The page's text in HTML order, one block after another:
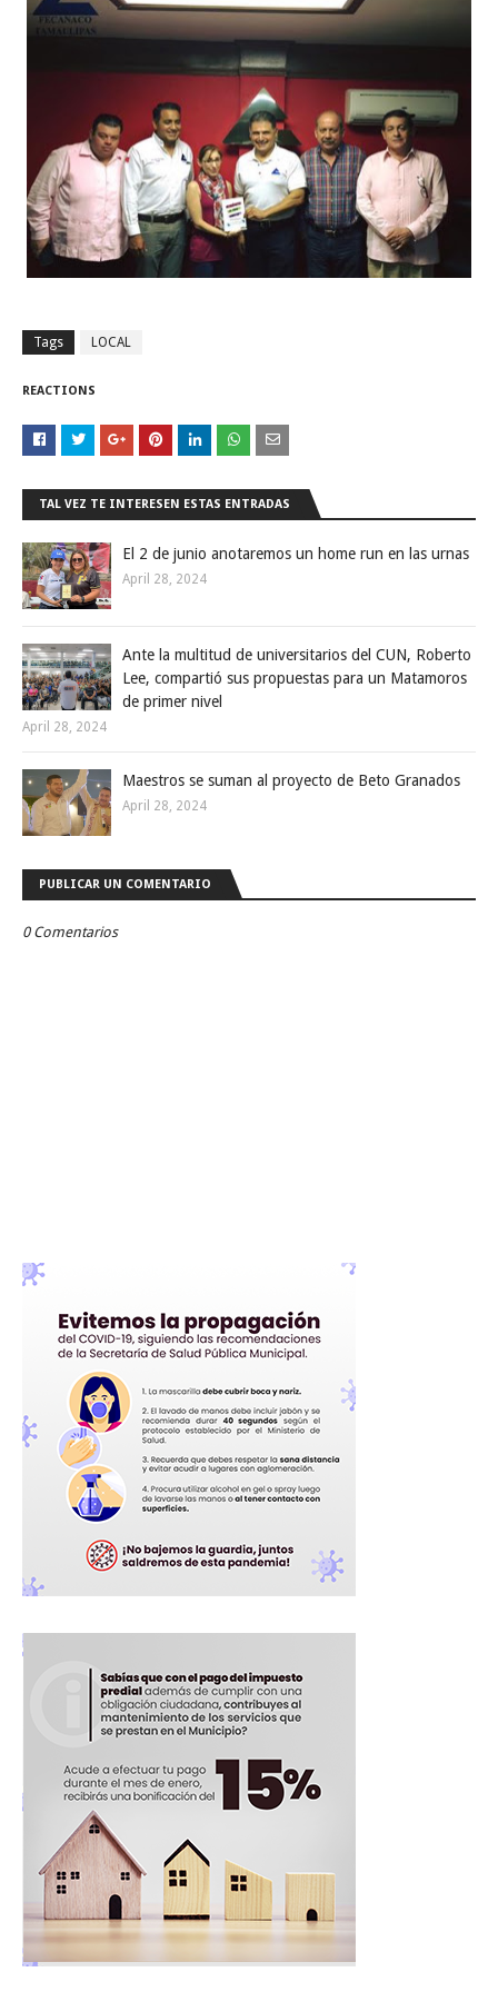
La UAT, Gobierno del Estado y ganaderos consolidan proyecto
Tam”
Martes en Tu Colonia Renovado acerca servicios y atención directa a
familias de Matamoros
La ONU publica Segundo Informe Subnacional de Tamaulipas
Disney reconoce a nivel mundial talento de estudiante de la UAT
Tags LOCAL
REACTIONS
TAL VEZ TE INTERESEN ESTAS ENTRADAS
El 2 de junio anotaremos un home run en las urnas
April 28, 2024
Ante la multitud de universitarios del CUN, Roberto
Lee, compartió sus propuestas para un Matamoros
de primer nivel
April 28, 2024
Maestros se suman al proyecto de Beto Granados
April 28, 2024
PUBLICAR UN COMENTARIO
0 Comentarios